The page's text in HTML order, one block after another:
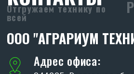
Я даю согласие на обработку персональных
данных в соответствии сполитикой
конфиденциальности
ОТПРАВИТЬ